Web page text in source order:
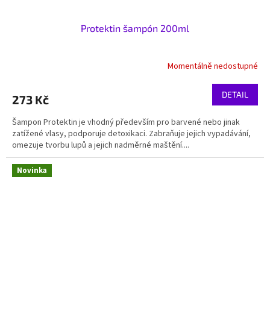
Protektin šampón 200ml
Momentálně nedostupné
273 Kč DETAIL
Šampon Protektin je vhodný především pro barvené nebo jinak
zatížené vlasy, podporuje detoxikaci. Zabraňuje jejich vypadávání,
omezuje tvorbu lupů a jejich nadměrné maštění....
Novinka